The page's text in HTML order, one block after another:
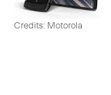
Credits: Motorola